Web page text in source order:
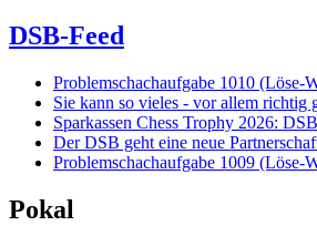
DSB-Feed
Problemschachaufgabe 1010 (Löse-
Sie kann so vieles - vor allem richtig
Sparkassen Chess Trophy 2026:
Der DSB geht eine neue
Problemschachaufgabe 1009 (Löse-
Pokal